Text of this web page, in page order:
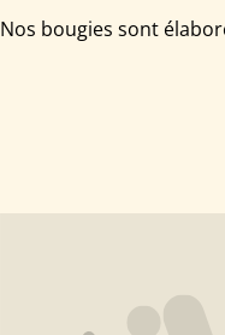
Nos bougies sont